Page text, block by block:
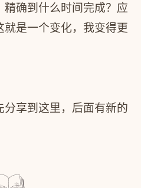
确到什么时间完成？应
是一个变化，我变得更
享到这里，后面有新的